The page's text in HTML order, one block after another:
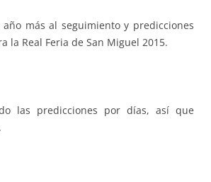
más al seguimiento y predicciones
la Real Feria de San Miguel 2015.
las predicciones por días, así que